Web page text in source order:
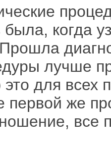
когда
лучше
это для
первой же
все